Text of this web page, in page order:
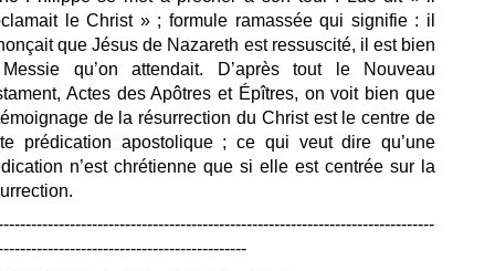
le Christ » ; formule ramassée qui signifie : il
que Jésus de Nazareth est ressuscité, il est bien
qu’on attendait. D’après tout le Nouveau
Actes des Apôtres et Épîtres, on voit bien que
de la résurrection du Christ est le centre de
prédication apostolique ; ce qui veut dire qu’une
n’est chrétienne que si elle est centrée sur la